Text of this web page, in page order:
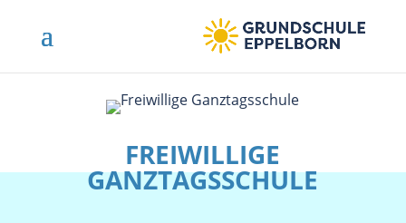
FREIWILLIGE
GANZTAGSSCHULE